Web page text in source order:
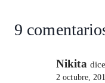
9
Nikita
2 octubre,